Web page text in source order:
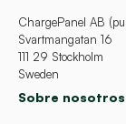
ChargePanel AB
Svartmangatan 16
111 29 Stockholm
Sweden
Sobre nosotros